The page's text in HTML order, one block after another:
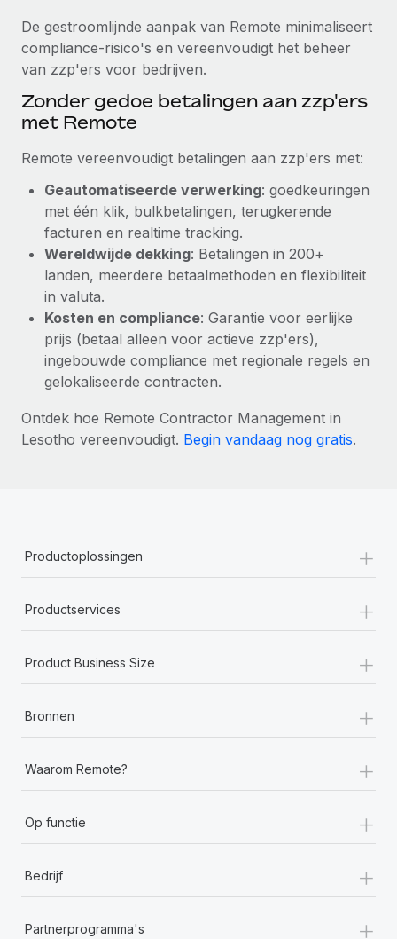
Phiture, een toonaangevende leider in de wereldwijde
mobiele groeiadviessector, zet zich sinds 2016...
Meer informatie
De gestroomlijnde aanpak van Remote minimaliseert
compliance-risico's en vereenvoudigt het beheer
van zzp'ers voor bedrijven.
Zonder gedoe betalingen aan zzp'ers
met Remote
Remote vereenvoudigt betalingen aan zzp'ers met:
Geautomatiseerde verwerking: goedkeuringen
met één klik, bulkbetalingen, terugkerende
facturen en realtime tracking.
Wereldwijde dekking: Betalingen in 200+
landen, meerdere betaalmethoden en flexibiliteit
in valuta.
Kosten en compliance: Garantie voor eerlijke
prijs (betaal alleen voor actieve zzp'ers),
ingebouwde compliance met regionale regels en
gelokaliseerde contracten.
Ontdek hoe Remote Contractor Management in
Lesotho vereenvoudigt. Begin vandaag nog gratis.
Productoplossingen +
Productservices +
Product Business Size +
Bronnen +
Waarom Remote? +
Op functie +
Bedrijf +
Partnerprogramma's +